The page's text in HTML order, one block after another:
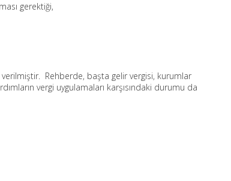
gerektiği,
verilmiştir. Rehberde, başta gelir vergisi, kurumlar
vergi uygulamaları karşısındaki durumu da